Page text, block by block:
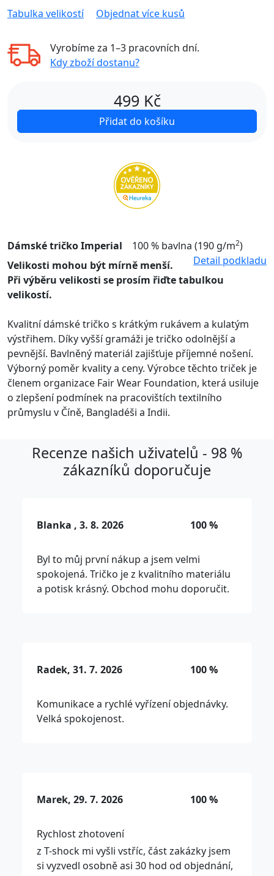
Tabulka velikostí Objednat více kusů
Vyrobíme za 1–3 pracovních dní.
Kdy zboží dostanu?
499 Kč
Přidat do košíku
Dámské tričko Imperial 100 % bavlna (190 g/m2)
Detail podkladu
Velikosti mohou být mírně menší.
Při výběru velikosti se prosím řiďte tabulkou
velikostí.
Kvalitní dámské tričko s krátkým rukávem a kulatým
výstřihem. Díky vyšší gramáži je tričko odolnější a
pevnější. Bavlněný materiál zajišťuje příjemné nošení.
Výborný poměr kvality a ceny. Výrobce těchto triček je
členem organizace Fair Wear Foundation, která usiluje
o zlepšení podmínek na pracovištích textilního
průmyslu v Číně, Bangladéši a Indii.
Recenze našich uživatelů - 98 %
zákazníků doporučuje
Blanka , 3. 8. 2026 100 %
Byl to můj první nákup a jsem velmi
spokojená. Tričko je z kvalitního materiálu
a potisk krásný. Obchod mohu doporučit.
Radek, 31. 7. 2026 100 %
Komunikace a rychlé vyřízení objednávky.
Velká spokojenost.
Marek, 29. 7. 2026 100 %
Rychlost zhotovení
z T-shock mi vyšli vstříc, část zakázky jsem
si vyzvedl osobně asi 30 hod od objednání,